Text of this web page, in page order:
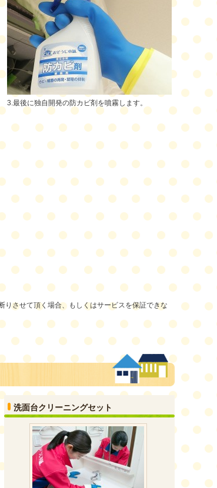
3.最後に独自開発の防カビ剤を噴霧します。
させて頂く場合、もしくはサービスを保証できな
洗面台クリーニングセット